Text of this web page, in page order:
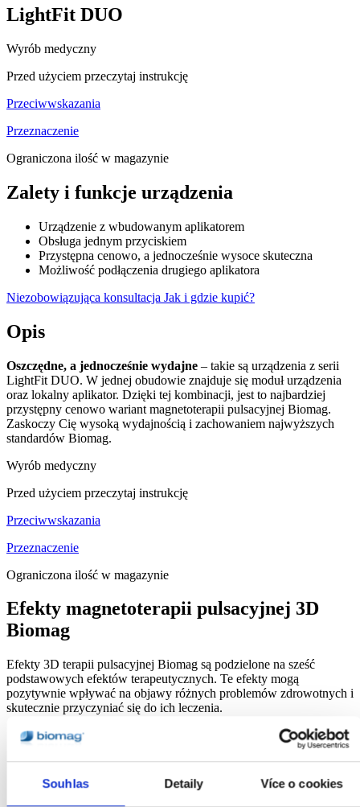
Souhlas Detaily Více o cookies
LightFit DUO
Wyrób medyczny
Przed użyciem przeczytaj instrukcję
Przeciwwskazania
Przeznaczenie
Ograniczona ilość w magazynie
Zalety i funkcje urządzenia
Urządzenie z wbudowanym aplikatorem
Obsługa jednym przyciskiem
Przystępna cenowo, a jednocześnie wysoce skuteczna
Możliwość podłączenia drugiego aplikatora
Niezobowiązująca konsultacja Jak i gdzie kupić?
Opis
Oszczędne, a jednocześnie wydajne – takie są urządzenia z serii
LightFit DUO. W jednej obudowie znajduje się moduł urządzenia
oraz lokalny aplikator. Dzięki tej kombinacji, jest to najbardziej
przystępny cenowo wariant magnetoterapii pulsacyjnej Biomag.
Zaskoczy Cię wysoką wydajnością i zachowaniem najwyższych
standardów Biomag.
Wyrób medyczny
Przed użyciem przeczytaj instrukcję
Przeciwwskazania
Przeznaczenie
Ograniczona ilość w magazynie
Efekty magnetoterapii pulsacyjnej 3D
Biomag
Efekty 3D terapii pulsacyjnej Biomag są podzielone na sześć
podstawowych efektów terapeutycznych. Te efekty mogą
pozytywnie wpływać na objawy różnych problemów zdrowotnych i
skutecznie przyczyniać się do ich leczenia.